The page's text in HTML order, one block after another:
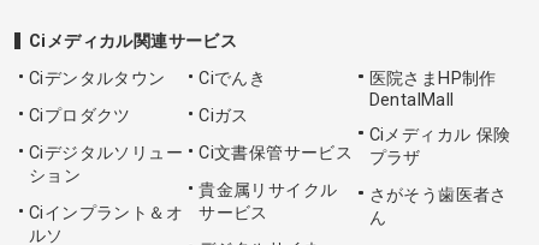
Ciメディカル関連サービス
Ciデンタルタウン
Ciプロダクツ
Ciデジタルソリュー
ション
Ciインプラント＆オ
ルソ
Ciでんき
Ciガス
Ci文書保管サービス
貴金属リサイクル
サービス
医院さまHP制作
DentalMall
Ciメディカル 保険
プラザ
さがそう歯医者さ
ん